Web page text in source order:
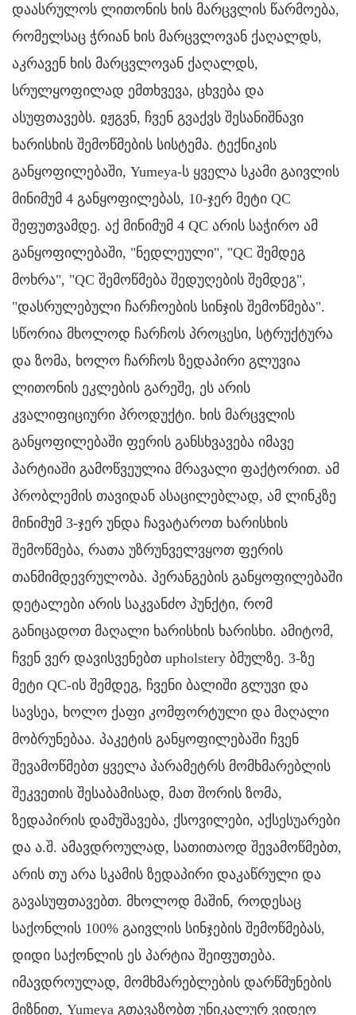
დაასრულოს ლითონის ხის მარცვლის წარმოება,
რომელსაც ჭრიან ხის მარცვლოვან ქაღალდს,
აკრავენ ხის მარცვლოვან ქაღალდს,
სრულყოფილად ემთხვევა, ცხვება და
ასუფთავებს. ჲჟგვნ, ჩვენ გვაქვს შესანიშნავი
ხარისხის შემოწმების სისტემა. ტექნიკის
განყოფილებაში, Yumeya-ს ყველა სკამი გაივლის
მინიმუმ 4 განყოფილებას, 10-ჯერ მეტი QC
შეფუთვამდე. აქ მინიმუმ 4 QC არის საჭირო ამ
განყოფილებაში, "ნედლეული", "QC შემდეგ
მოხრა", "QC შემოწმება შედუღების შემდეგ",
"დასრულებული ჩარჩოების სინჯის შემოწმება".
სწორია მხოლოდ ჩარჩოს პროცესი, სტრუქტურა
და ზომა, ხოლო ჩარჩოს ზედაპირი გლუვია
ლითონის ეკლების გარეშე, ეს არის
კვალიფიციური პროდუქტი. ხის მარცვლის
განყოფილებაში ფერის განსხვავება იმავე
პარტიაში გამოწვეულია მრავალი ფაქტორით. ამ
პრობლემის თავიდან ასაცილებლად, ამ ლინკზე
მინიმუმ 3-ჯერ უნდა ჩავატაროთ ხარისხის
შემოწმება, რათა უზრუნველვყოთ ფერის
თანმიმდევრულობა. პერანგების განყოფილებაში
დეტალები არის საკვანძო პუნქტი, რომ
განიცადოთ მაღალი ხარისხის ხარისხი. ამიტომ,
ჩვენ ვერ დავისვენებთ upholstery ბმულზე. 3-ზე
მეტი QC-ის შემდეგ, ჩვენი ბალიში გლუვი და
სავსეა, ხოლო ქაფი კომფორტული და მაღალი
მობრუნებაა. პაკეტის განყოფილებაში ჩვენ
შევამოწმებთ ყველა პარამეტრს მომხმარებლის
შეკვეთის შესაბამისად, მათ შორის ზომა,
ზედაპირის დამუშავება, ქსოვილები, აქსესუარები
და ა.შ. ამავდროულად, სათითაოდ შევამოწმებთ,
არის თუ არა სკამის ზედაპირი დაკაწრული და
გავასუფთავებთ. მხოლოდ მაშინ, როდესაც
საქონლის 100% გაივლის სინჯების შემოწმებას,
დიდი საქონლის ეს პარტია შეიფუთება.
იმავდროულად, მომხმარებლების დარწმუნების
მიზნით, Yumeya გთავაზობთ უნიკალურ ვიდეო